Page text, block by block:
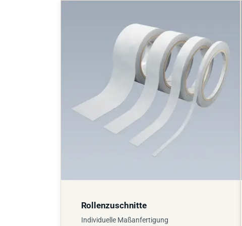
Rollenzuschnitte
Individuelle Maßanfertigung